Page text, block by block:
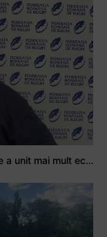
Stejarul Iulian Hartig: A fost un turneu care a unit mai mult echipa